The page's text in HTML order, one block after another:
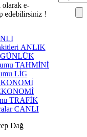
olarak e-
edebilirsiniz !
ANLIK
GÜNLÜK
TAHMİNİ
LİG
TRAFİK
CANLI
Dağ